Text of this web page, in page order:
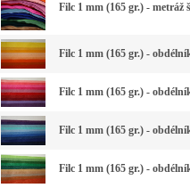
Filc 1 mm (165 gr.) - metráž
Filc 1 mm (165 gr.) -
Filc 1 mm (165 gr.) -
Filc 1 mm (165 gr.) -
Filc 1 mm (165 gr.) -